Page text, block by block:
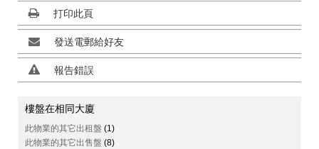
打印此頁
發送電郵給好友
報告錯誤
樓盤在相同大廈
此物業的其它出租盤 (1)
此物業的其它出售盤 (8)